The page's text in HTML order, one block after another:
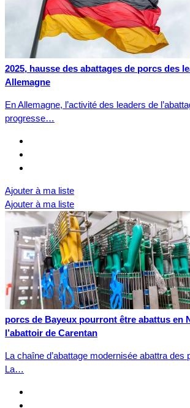
2025, hausse des abattages de porcs des
Allemagne
En Allemagne, l’activité des leaders de
progresse…
Ajouter à ma liste
Ajouter à ma liste
porcs de Bayeux pourront être abattus en
l’abattoir de Carentan
La chaîne d’abattage modernisée abattra des
La…